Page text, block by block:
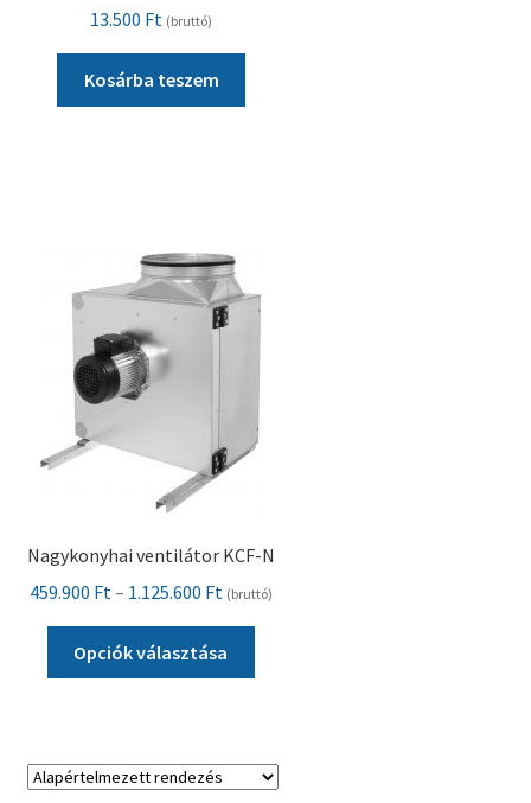
13.500 Ft (bruttó)
Kosárba teszem
Nagykonyhai ventilátor KCF-N
459.900 Ft – 1.125.600 FtÁrtartomány:
-
1.125.600 Ft
(bruttó)
Opciók választása
van.